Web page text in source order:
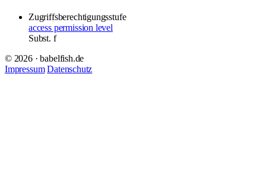
Zugriffsberechtigungsstufe
access permission level
Subst. f
© 2026 · babelfish.de
Impressum Datenschutz